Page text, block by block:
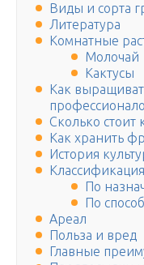
Виды и сорта
Литература
Комнатные
Молочай
Кактусы
Как
Сколько стоит
Как хранить
История
Классификация
По
По
Ареал
Польза и вред
Главные